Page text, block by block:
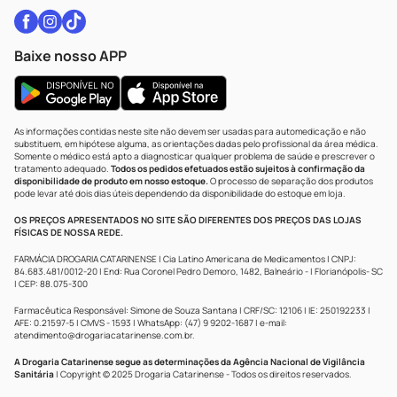
Baixe nosso APP
As informações contidas neste site não devem ser usadas para automedicação e não
substituem, em hipótese alguma, as orientações dadas pelo profissional da área médica.
Somente o médico está apto a diagnosticar qualquer problema de saúde e prescrever o
tratamento adequado. Todos os pedidos efetuados estão sujeitos à confirmação da
disponibilidade de produto em nosso estoque.O processo de separação dos produtos
pode levar até dois dias úteis dependendo da disponibilidade do estoque em loja.
OS PREÇOS APRESENTADOS NO SITE SÃO DIFERENTES DOS PREÇOS DAS LOJAS
FÍSICAS DE NOSSA REDE.
FARMÁCIA DROGARIA CATARINENSE | Cia Latino Americana de Medicamentos | CNPJ:
84.683.481/0012-20 | End: Rua Coronel Pedro Demoro, 1482, Balneário - | Florianópolis- SC
| CEP: 88.075-300
Farmacêutica Responsável: Simone de Souza Santana | CRF/SC: 12106 | IE: 250192233 |
AFE: 0.21597-5 | CMVS - 1593 | WhatsApp: (47) 9 9202-1687 | e-mail:
atendimento@drogariacatarinense.com.br.
A Drogaria Catarinense segue as determinações da Agência Nacional de Vigilância
Sanitária | Copyright © 2025 Drogaria Catarinense - Todos os direitos reservados.